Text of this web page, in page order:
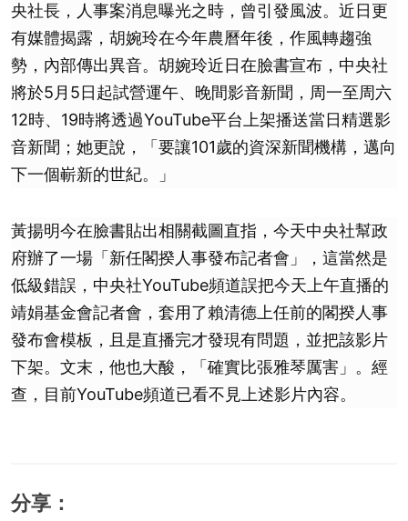
央社長，人事案消息曝光之時，曾引發風波。近日更
有媒體揭露，胡婉玲在今年農曆年後，作風轉趨強
勢，內部傳出異音。胡婉玲近日在臉書宣布，中央社
將於5月5日起試營運午、晚間影音新聞，周一至周六
12時、19時將透過YouTube平台上架播送當日精選影
音新聞；她更說，「要讓101歲的資深新聞機構，邁向
下一個嶄新的世紀。」
黃揚明今在臉書貼出相關截圖直指，今天中央社幫政
府辦了一場「新任閣揆人事發布記者會」，這當然是
低級錯誤，中央社YouTube頻道誤把今天上午直播的
靖娟基金會記者會，套用了賴清德上任前的閣揆人事
發布會模板，且是直播完才發現有問題，並把該影片
下架。文末，他也大酸，「確實比張雅琴厲害」。經
查，目前YouTube頻道已看不見上述影片內容。
分享：